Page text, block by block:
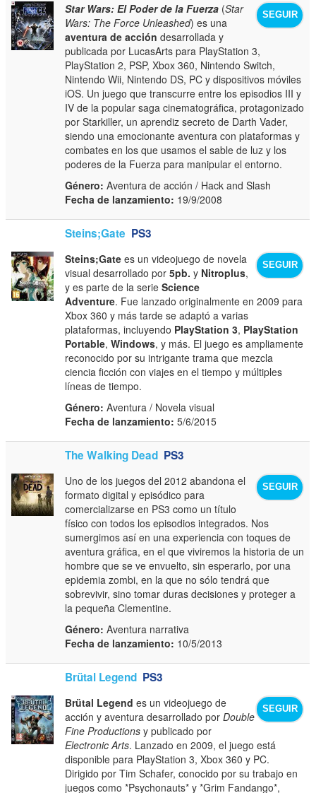
SEGUIR
Star Wars: El Poder de la Fuerza (Star
Wars: The Force Unleashed) es una
aventura de acción desarrollada y
publicada por LucasArts para PlayStation 3,
PlayStation 2, PSP, Xbox 360, Nintendo Switch,
Nintendo Wii, Nintendo DS, PC y dispositivos móviles
iOS. Un juego que transcurre entre los episodios III y
IV de la popular saga cinematográfica, protagonizado
por Starkiller, un aprendiz secreto de Darth Vader,
siendo una emocionante aventura con plataformas y
combates en los que usamos el sable de luz y los
poderes de la Fuerza para manipular el entorno.
Género: Aventura de acción / Hack and Slash
Fecha de lanzamiento: 19/9/2008
Steins;Gate PS3
SEGUIR
Steins;Gate es un videojuego de novela
visual desarrollado por5pb. y Nitroplus,
y es parte de la serieScience
Adventure. Fue lanzado originalmente en 2009 para
Xbox 360 y más tarde se adaptó a varias
plataformas, incluyendo PlayStation 3, PlayStation
Portable,Windows, y más. El juego es ampliamente
reconocido por su intrigante trama que mezcla
ciencia ficción con viajes en el tiempo y múltiples
líneas de tiempo.
Género: Aventura / Novela visual
Fecha de lanzamiento: 5/6/2015
The Walking Dead PS3
SEGUIR
Uno de los juegos del 2012 abandona el
formato digital y episódico para
comercializarse en PS3 como un título
físico con todos los episodios integrados. Nos
sumergimos así en una experiencia con toques de
aventura gráfica, en el que viviremos la historia de un
hombre que se ve envuelto, sin esperarlo, por una
epidemia zombi, en la que no sólo tendrá que
sobrevivir, sino tomar duras decisiones y proteger a
la pequeña Clementine.
Género: Aventura narrativa
Fecha de lanzamiento: 10/5/2013
Brütal Legend PS3
SEGUIR
Brütal Legend es un videojuego de
acción y aventura desarrollado porDouble
Fine Productions y publicado por
Electronic Arts. Lanzado en 2009, el juego está
disponible para PlayStation 3, Xbox 360 y PC.
Dirigido por Tim Schafer, conocido por su trabajo en
juegos como *Psychonauts* y *Grim Fandango*,